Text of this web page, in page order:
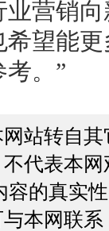
营销
望能
。”
站转自
代表本
的真实
本网联